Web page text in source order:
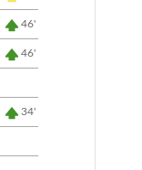
46'
46'
34'